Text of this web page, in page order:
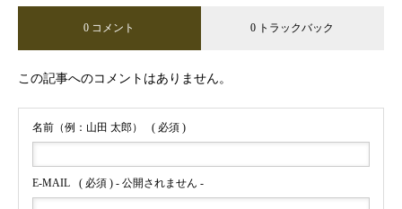
0 コメント 0 トラックバック
この記事へのコメントはありません。
名前（例：山田 太郎） ( 必須 )
E-MAIL ( 必須 ) - 公開されません -